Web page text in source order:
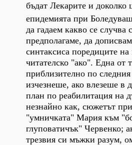
бъдат Лекарите и доколко
епидемията при
да гадаем какво се случва
предполагаме, да
синтаксиса поредиците
читателско "ако". Една от
приблизително по
изчезнеше, ако влезеше в
план по реабилитация на
незнайно как, сюжетът
"умничката" Мария към
глуповатичък" Червенко;
трезвия си мъжки разум,